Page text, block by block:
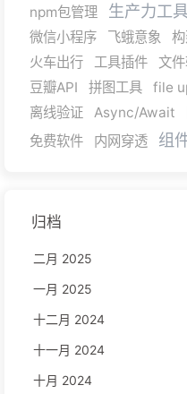
npm包管理
生产力工
微信小程序
飞蛾意象
火车出行
工具插件 文
豆瓣API
拼图工具 file
离线验证
Async/Await
免费软件
内网穿透 组
归档
二月 2025
一月 2025
十二月 2024
十一月 2024
十月 2024